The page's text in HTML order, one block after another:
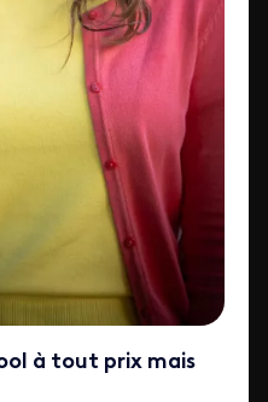
à tout prix mais